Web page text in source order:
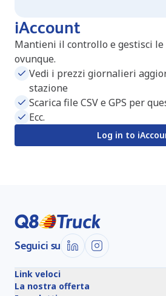
iAccount
Mantieni il controllo e gestisci le
ovunque.
Vedi i prezzi giornalieri
stazione
Scarica file CSV e GPS per
Ecc.
Log in to
Seguici su
Link veloci
La nostra offerta